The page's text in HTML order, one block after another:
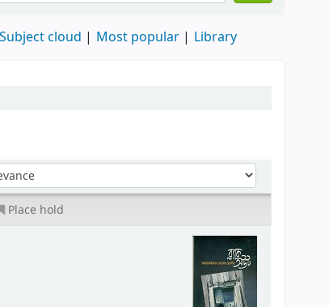
Subject cloud Most popular Library
Place hold